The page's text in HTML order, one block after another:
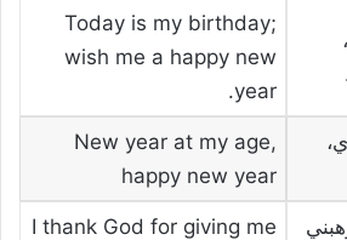
Today is my birthday;
wish me a happy new
year.
New year at my age,
happy new year
I thank God for giving me